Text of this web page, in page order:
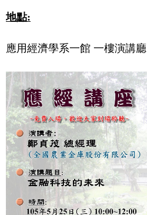
地點:
應用經濟學系一館 一樓演講廳